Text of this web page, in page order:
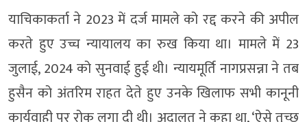
याचिकाकर्ता ने 2023 में दर्ज मामले को रद्द करने की अपील
करते हुए उच्च न्यायालय का रुख किया था। मामले में 23
जुलाई, 2024 को सुनवाई हुई थी। न्यायमूर्ति नागप्रसन्ना ने तब
हुसैन को अंतरिम राहत देते हुए उनके खिलाफ सभी कानूनी